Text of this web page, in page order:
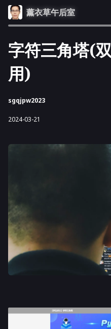
薰衣草午后室
字符三角塔(
用)
sgqjpw2023
2024-03-21